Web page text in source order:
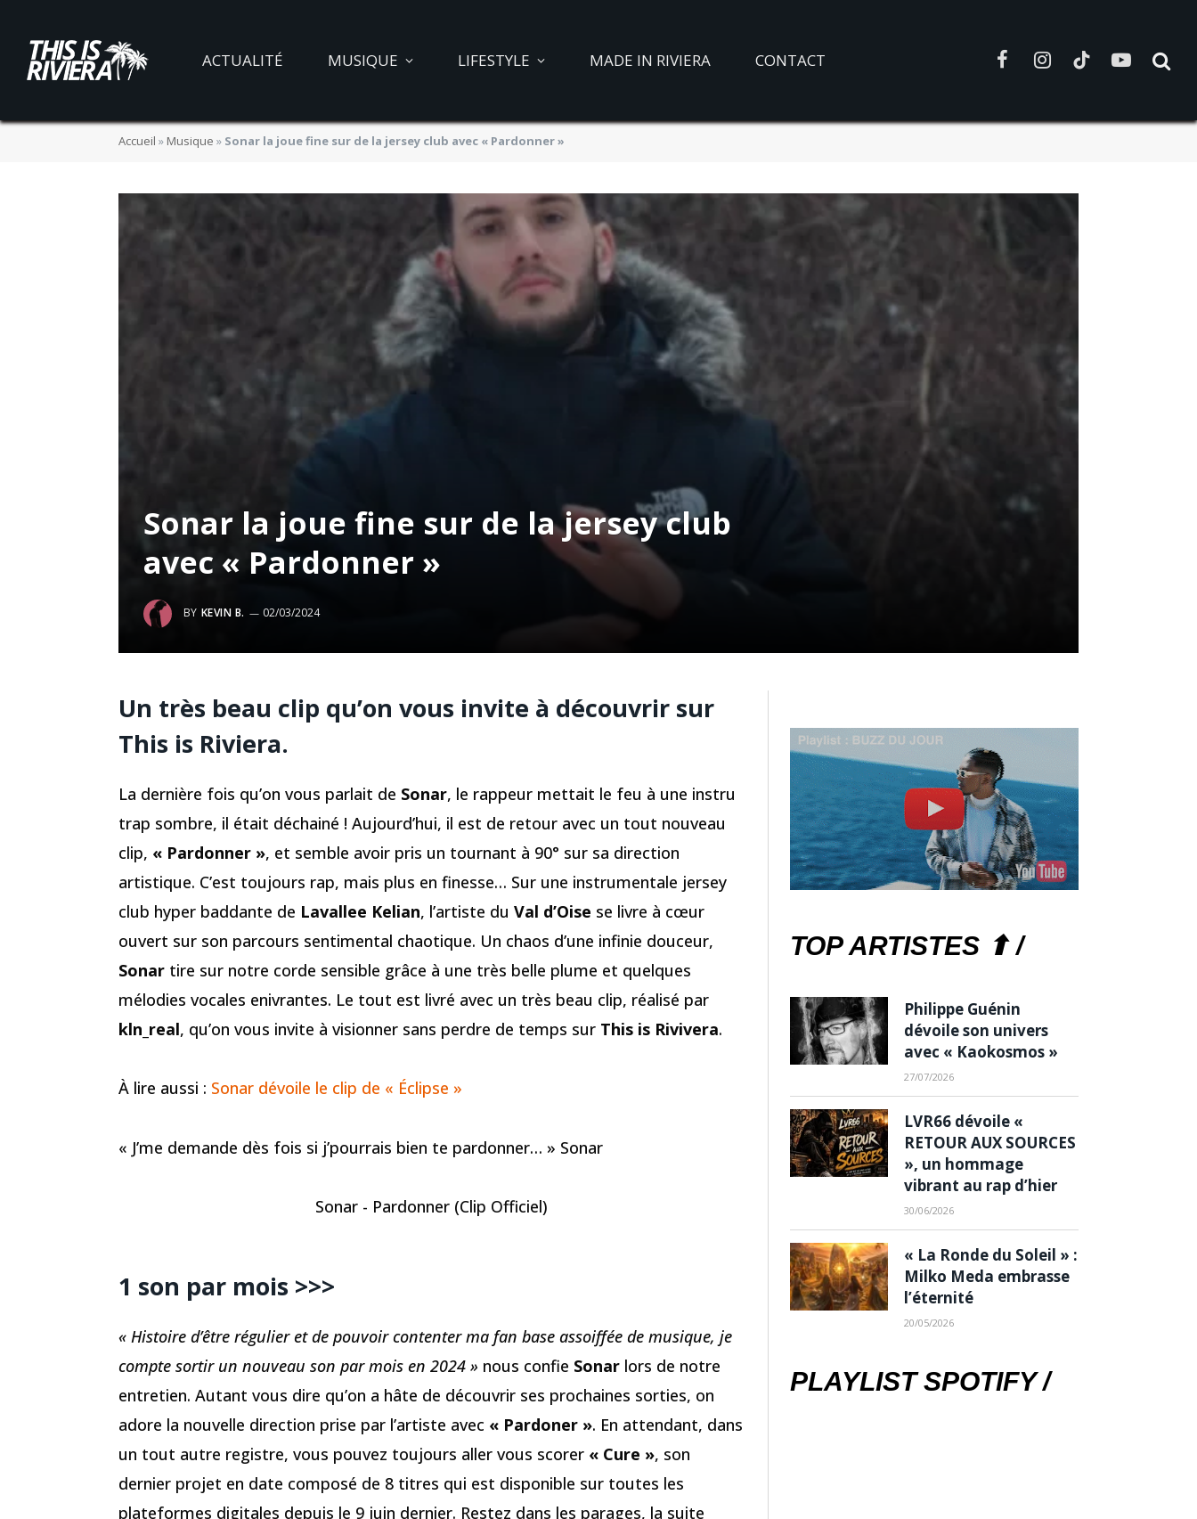
ACTUALITÉ MUSIQUE LIFESTYLE MADE IN RIVIERA CONTACT FacebookInstagramTikTokYouTube
Accueil » Musique » Sonar la joue fine sur de la jersey club avec « Pardonner »
Sonar la joue fine sur de la jersey club
avec « Pardonner »
BY KEVIN B. 02/03/2024
Un très beau clip qu’on vous invite à découvrir sur
This is Riviera.
La dernière fois qu’on vous parlait de Sonar, le rappeur mettait le feu à une instru
trap sombre, il était déchainé ! Aujourd’hui, il est de retour avec un tout nouveau
clip, « Pardonner », et semble avoir pris un tournant à 90° sur sa direction
artistique. C’est toujours rap, mais plus en finesse… Sur une instrumentale jersey
club hyper baddante de Lavallee Kelian, l’artiste du Val d’Oise se livre à cœur
ouvert sur son parcours sentimental chaotique. Un chaos d’une infinie douceur,
Sonar tire sur notre corde sensible grâce à une très belle plume et quelques
mélodies vocales enivrantes. Le tout est livré avec un très beau clip, réalisé par
kln_real, qu’on vous invite à visionner sans perdre de temps sur This is Rivivera.
À lire aussi : Sonar dévoile le clip de « Éclipse »
« J’me demande dès fois si j’pourrais bien te pardonner… » Sonar
Sonar - Pardonner (Clip Officiel)
1 son par mois >>>
« Histoire d’être régulier et de pouvoir contenter ma fan base assoiffée de musique, je
compte sortir un nouveau son par mois en 2024 » nous confie Sonar lors de notre
entretien. Autant vous dire qu’on a hâte de découvrir ses prochaines sorties, on
adore la nouvelle direction prise par l’artiste avec « Pardoner ». En attendant, dans
un tout autre registre, vous pouvez toujours aller vous scorer « Cure », son
dernier projet en date composé de 8 titres qui est disponible sur toutes les
plateformes digitales depuis le 9 juin dernier. Restez dans les parages, la suite
TOP ARTISTES ⬆ /
Philippe Guénin
dévoile son univers
avec « Kaokosmos »
27/07/2026
LVR66 dévoile «
RETOUR AUX SOURCES
», un hommage
vibrant au rap d’hier
30/06/2026
« La Ronde du Soleil » :
Milko Meda embrasse
l’éternité
20/05/2026
PLAYLIST SPOTIFY /